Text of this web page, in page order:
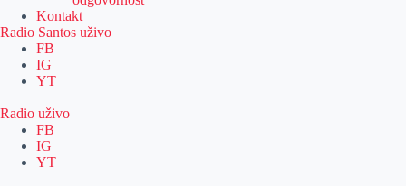
Kontakt
Radio Santos uživo
FB
IG
YT
Radio uživo
FB
IG
YT